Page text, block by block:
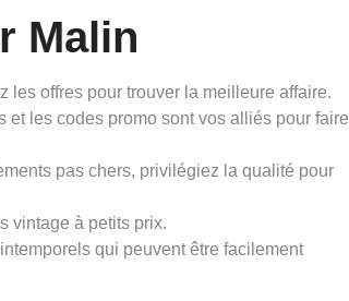
Malin
les offres pour trouver la meilleure affaire.
et les codes promo sont vos alliés pour faire
pas chers, privilégiez la qualité pour
vintage à petits prix.
qui peuvent être facilement